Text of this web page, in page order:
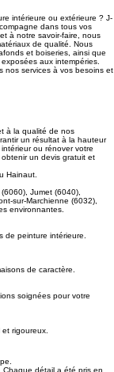
intérieure ou extérieure ? J-
dans tous vos
à notre savoir-faire, nous
de qualité. Nous
et boiseries, ainsi que
aux intempéries.
services à vos besoins et
à la qualité de nos
un résultat à la hauteur
ou rénover votre
un devis gratuit et
Hainaut.
Jumet (6040),
sur-Marchienne (6032),
environnantes.
de peinture intérieure.
de caractère.
soignées pour votre
rigoureux.